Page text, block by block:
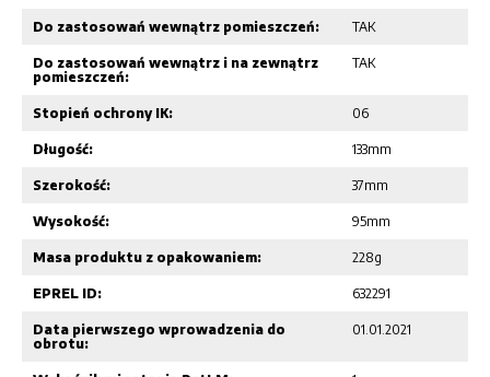
Do zastosowań wewnątrz pomieszczeń: TAK
Do zastosowań wewnątrz i na zewnątrz
pomieszczeń:
TAK
Stopień ochrony IK: 06
Długość: 133mm
Szerokość: 37mm
Wysokość: 95mm
Masa produktu z opakowaniem: 228g
EPREL ID: 632291
Data pierwszego wprowadzenia do
obrotu:
01.01.2021